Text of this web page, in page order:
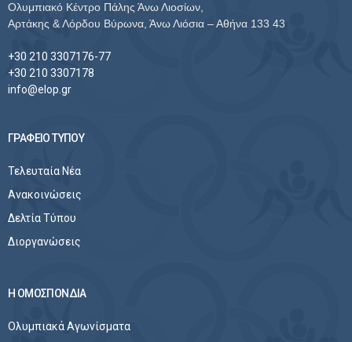
Ολυμπιακό Κέντρο Πάλης Άνω Λιοσίων,
Αρτάκης & Λόρδου Βύρωνα, Άνω Λιόσια – Αθήνα 133 43
+30 210 3307176-77
+30 210 3307178
info@elop.gr
ΓΡΑΦΕΙΟ ΤΥΠΟΥ
Τελευταία Νέα
Ανακοινώσεις
Δελτία Τύπου
Διοργανώσεις
Η ΟΜΟΣΠΟΝΔΙΑ
Ολυμπιακά Αγωνίσματα